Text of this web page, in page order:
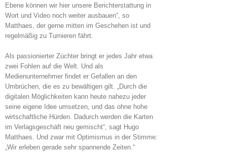
Ebene können wir hier unsere Berichterstattung in
Wort und Video noch weiter ausbauen“, so
Matthaes, der gerne mitten im Geschehen ist und
regelmäßig zu Turnieren fährt.
Als passionierter Züchter bringt er jedes Jahr etwa
zwei Fohlen auf die Welt. Und als
Medienunternehmer findet er Gefallen an den
Umbrüchen, die es zu bewältigen gilt. „Durch die
digitalen Möglichkeiten kann heute nahezu jeder
seine eigene Idee umsetzen, und das ohne hohe
wirtschaftliche Hürden. Dadurch werden die Karten
im Verlagsgeschäft neu gemischt“, sagt Hugo
Matthaes. Und zwar mit Optimismus in der Stimme:
„Wir erleben gerade sehr spannende Zeiten.“